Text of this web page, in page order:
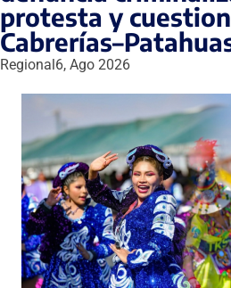
protesta y
Regional6, Ago 2026